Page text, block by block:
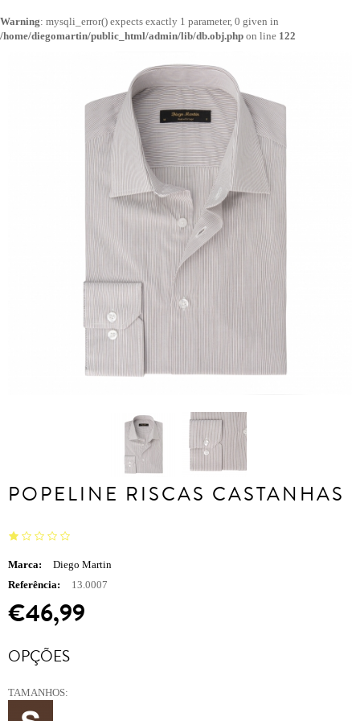
Warning: mysqli_error() expects exactly 1 parameter, 0 given in
/home/diegomartin/public_html/admin/lib/db.obj.php on line 122
POPELINE RISCAS CASTANHAS
Marca:
Diego Martin
Referência:
13.0007
€46,99
OPÇÕES
TAMANHOS: